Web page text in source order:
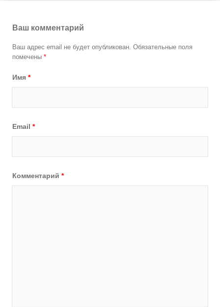
Ваш комментарий
Ваш адрес email не будет опубликован. Обязательные поля
помечены *
Имя *
Email *
Комментарий *